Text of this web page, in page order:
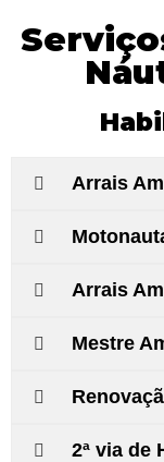
Arrais
Arrais
Mestre
2ª via de